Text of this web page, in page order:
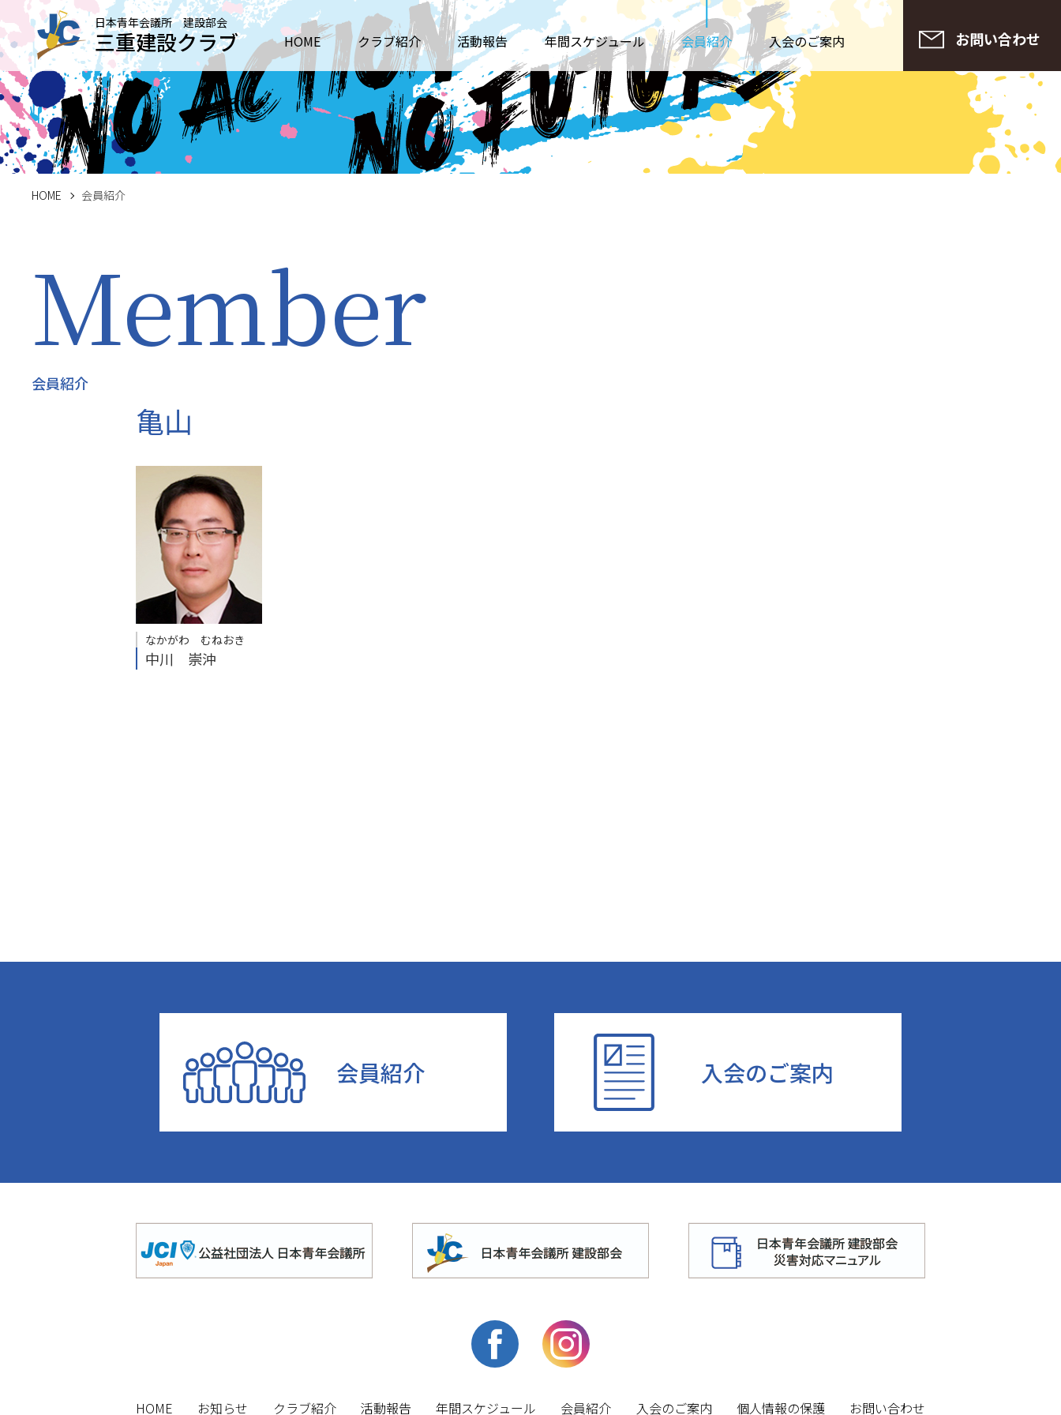
日本青年会議所 建設部会
三重建設クラブ HOME クラブ紹介 活動報告 年間スケジュール 会員紹介 入会のご案内 お問い合わせ
HOME 会員紹介
Member
会員紹介
亀山
なかがわ むねおき
中川 崇沖
会員紹介 入会のご案内
HOME お知らせ クラブ紹介 活動報告 年間スケジュール 会員紹介 入会のご案内 個人情報の保護 お問い合わせ